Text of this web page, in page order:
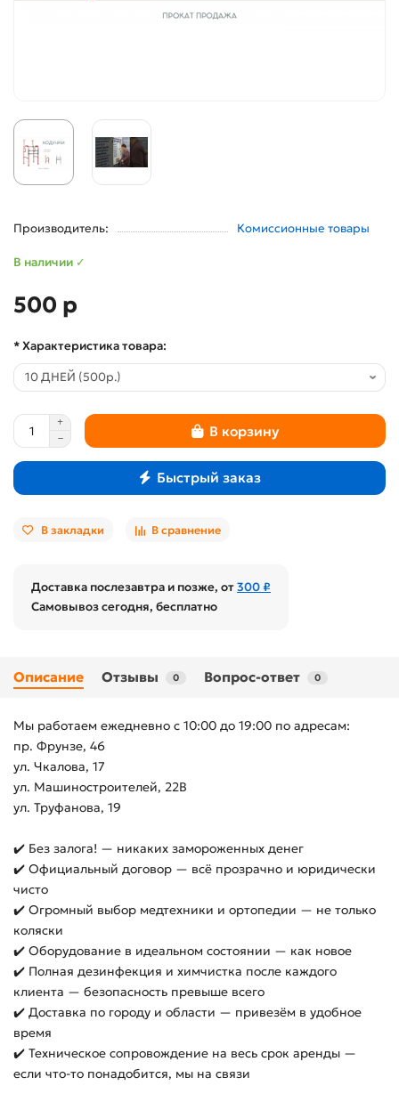
Производитель: Комиссионные товары
В наличии ✓
500 р
* Характеристика товара:
В корзину
Быстрый заказ
В закладки В сравнение
Доставка послезавтра и позже, от300 ₽
Самовывоз сегодня, бесплатно
Описание Отзывы 0 Вопрос-ответ 0
Мы работаем ежедневно с 10:00 до 19:00 по адресам:
пр. Фрунзе, 46
ул. Чкалова, 17
ул. Машиностроителей, 22В
ул. Труфанова, 19
✔️ Без залога! — никаких замороженных денег
✔️ Официальный договор — всё прозрачно и юридически
чисто
✔️ Огромный выбор медтехники и ортопедии — не только
коляски
✔️ Оборудование в идеальном состоянии — как новое
✔️ Полная дезинфекция и химчистка после каждого
клиента — безопасность превыше всего
✔️ Доставка по городу и области — привезём в удобное
время
✔️ Техническое сопровождение на весь срок аренды —
если что-то понадобится, мы на связи